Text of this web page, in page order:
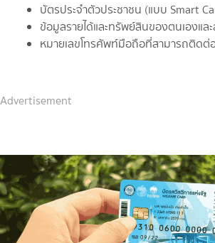
บัตรประจำตัวประชาชน (แบบ Smart
ข้อมูลรายได้และทรัพย์สินของตนเองแล
หมายเลขโทรศัพท์มือถือที่สามารถติดต่
Advertisement